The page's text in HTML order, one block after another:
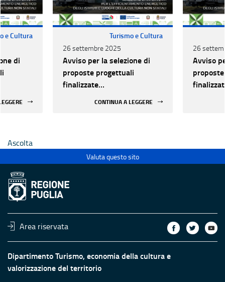
e Cultura
di
Turismo e Cultura
26 settembre 2025
Avviso per la selezione di
proposte progettuali
finalizzate
CONTINUA A LEGGERE
26
Avviso
Ascolta
Valuta questo sito
Area riservata
Dipartimento Turismo, economia della cultura e
valorizzazione del territorio